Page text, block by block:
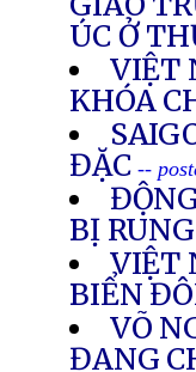
ÚC Ở
VIỆT
KHÓA
ĐẶC--
BỊ
VIỆT
BIỂN
VÕ
ĐANG